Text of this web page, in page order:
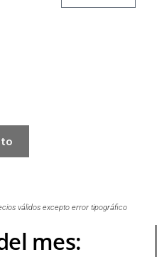
válidos excepto error tipográfico
mes: